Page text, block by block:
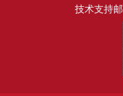
技术支持